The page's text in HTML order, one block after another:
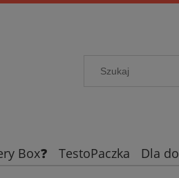
Box❓ TestoPaczka Dla